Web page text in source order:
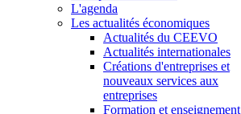
L'agenda
Les actualités économiques
Actualités du CEEVO
Actualités internationales
Créations d'entreprises et
nouveaux services aux
entreprises
Formation et enseignement